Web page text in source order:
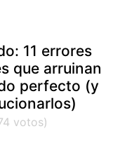
11 errores
que arruinan
perfecto (y